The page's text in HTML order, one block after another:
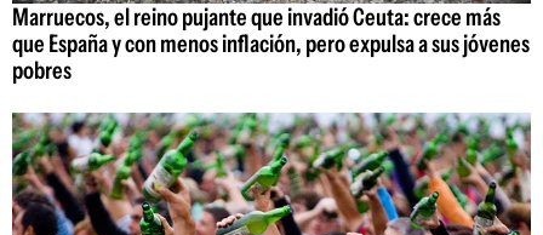
Marruecos, el reino pujante que invadió Ceuta: crece más
que España y con menos inflación, pero expulsa a sus jóvenes
pobres